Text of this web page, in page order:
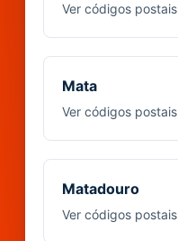
Ver códigos postais
Mata
Ver códigos postais
Matadouro
Ver códigos postais